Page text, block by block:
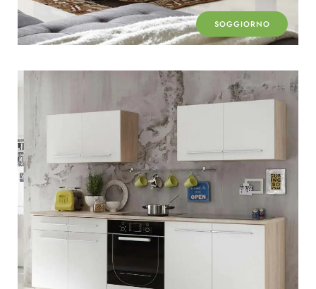
SOGGIORNO